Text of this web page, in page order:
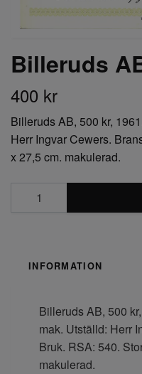
Billeruds
400 kr
Billeruds AB, 500 kr,
Herr Ingvar Cewers.
x 27,5 cm. makulerad.
INFORMATION
Billeruds AB, 500
mak. Utställd: Herr
Bruk. RSA: 540.
makulerad.